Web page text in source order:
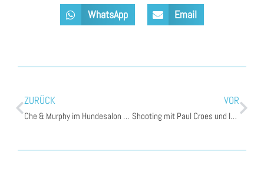
WhatsApp Email
ZURÜCK
Che & Murphy im Hundesalon „Doggy Studio“
VOR
Shooting mit Paul Croes und Inge Nelis, die 2.!